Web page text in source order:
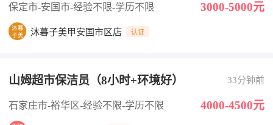
保定市-安国市-经验不限-学历不限 3000-5000元
沐暮子美甲安国市区店 认证
山姆超市保洁员（8小时+环境好） 33分钟前
石家庄市-裕华区-经验不限-学历不限 4000-4500元